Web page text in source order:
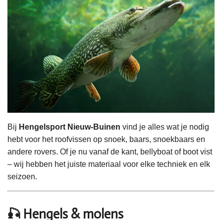
Bij Hengelsport Nieuw-Buinen vind je alles wat je nodig
hebt voor het roofvissen op snoek, baars, snoekbaars en
andere rovers. Of je nu vanaf de kant, bellyboat of boot vist
– wij hebben het juiste materiaal voor elke techniek en elk
seizoen.
🎣 Hengels & molens